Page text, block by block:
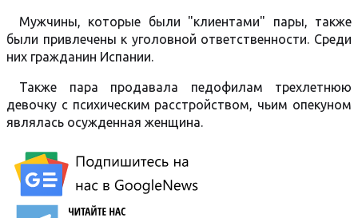
Мужчины, которые были "клиентами" пары, также
были привлечены к уголовной ответственности. Среди
них гражданин Испании.
Также пара продавала педофилам трехлетнюю
девочку с психическим расстройством, чьим опекуном
являлась осужденная женщина.